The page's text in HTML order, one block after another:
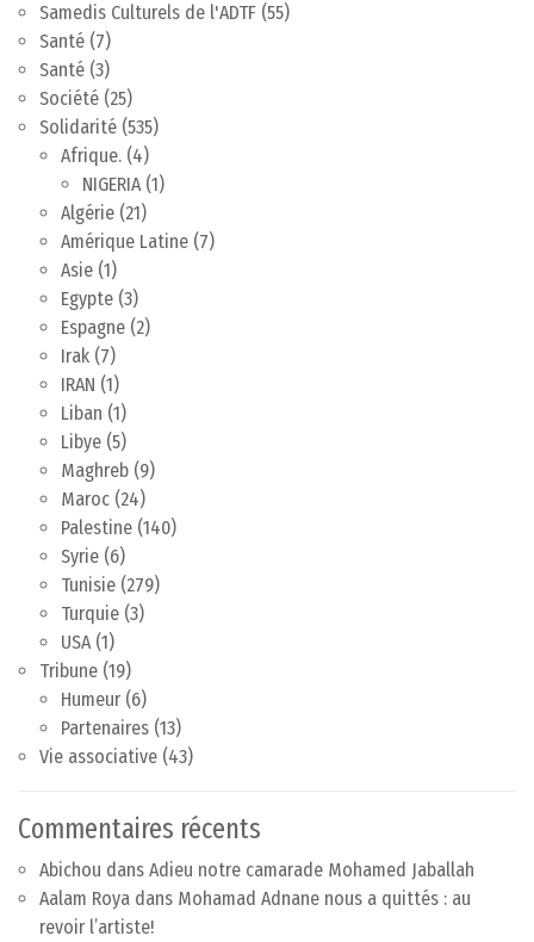
Samedis Culturels de l'ADTF (55)
Santé (7)
Santé (3)
Société (25)
Solidarité (535)
Afrique. (4)
NIGERIA(1)
Algérie (21)
Amérique Latine (7)
Asie (1)
Egypte (3)
Espagne (2)
Irak (7)
IRAN (1)
Liban (1)
Libye (5)
Maghreb (9)
Maroc (24)
Palestine (140)
Syrie (6)
Tunisie (279)
Turquie (3)
USA(1)
Tribune (19)
Humeur (6)
Partenaires (13)
Vie associative (43)
Commentaires récents
Abichou dans Adieu notre camarade Mohamed Jaballah
Aalam Roya dans Mohamad Adnane nous a quittés : au
revoir l’artiste!